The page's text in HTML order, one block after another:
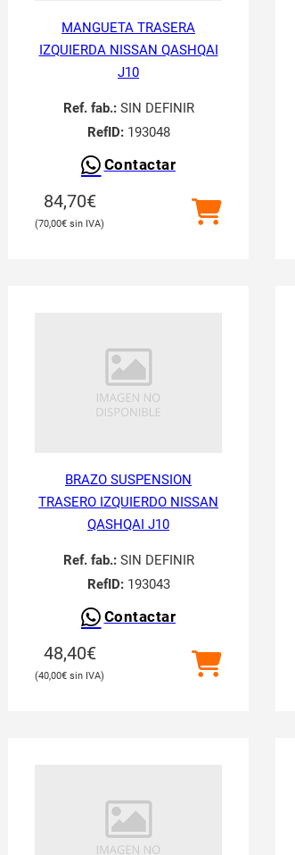
MANGUETA TRASERA
IZQUIERDA NISSAN QASHQAI
J10
Ref. fab.:SIN DEFINIR
RefID:193048
Contactar
84,70€
70,00€
BRAZO SUSPENSION
TRASERO IZQUIERDO NISSAN
QASHQAI J10
Ref. fab.:SIN DEFINIR
RefID:193043
Contactar
48,40€
40,00€